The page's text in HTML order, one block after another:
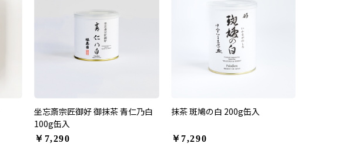
坐忘斎宗匠御好 御抹茶 青仁乃白
100g缶入
￥7,290
抹茶 斑鳩の白 200g缶入
￥7,290